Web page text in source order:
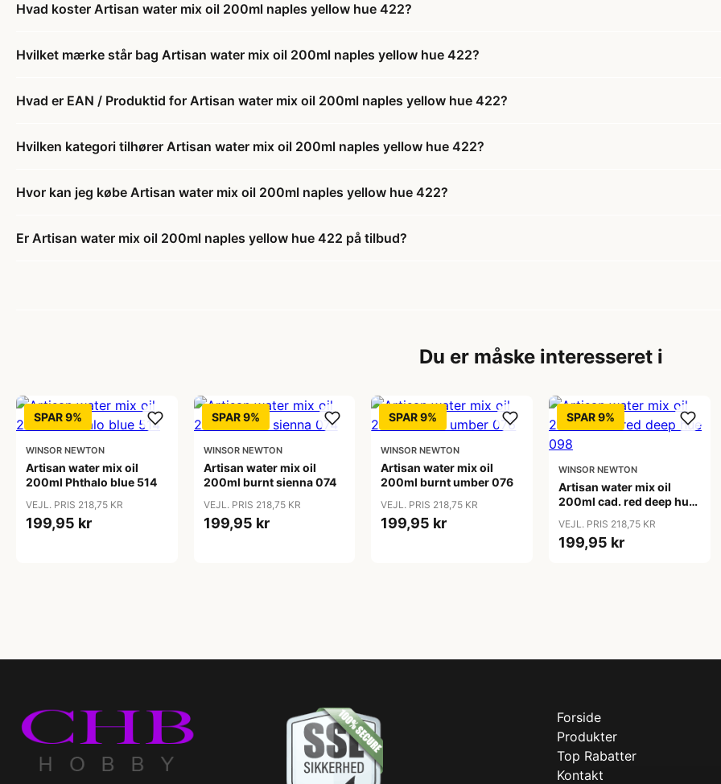
Hvad koster Artisan water mix oil 200ml naples yellow hue 422?
Hvilket mærke står bag Artisan water mix oil 200ml naples yellow hue 422?
Hvad er EAN / Produktid for Artisan water mix oil 200ml naples yellow hue 422?
Hvilken kategori tilhører Artisan water mix oil 200ml naples yellow hue 422?
Hvor kan jeg købe Artisan water mix oil 200ml naples yellow hue 422?
Er Artisan water mix oil 200ml naples yellow hue 422 på tilbud?
Du er måske interesseret i
SPAR 9%
WINSOR NEWTON
Artisan water mix oil
200ml Phthalo blue 514
VEJL. PRIS 218,75 KR
199,95 kr
SPAR 9%
WINSOR NEWTON
Artisan water mix oil
200ml burnt sienna 074
VEJL. PRIS 218,75 KR
199,95 kr
SPAR 9%
WINSOR NEWTON
Artisan water mix oil
200ml burnt umber 076
VEJL. PRIS 218,75 KR
199,95 kr
SPAR 9%
WINSOR NEWTON
Artisan water mix oil
200ml cad. red deep hue
VEJL. PRIS 218,75 KR
199,95 kr
Forside
Produkter
Top Rabatter
Kontakt